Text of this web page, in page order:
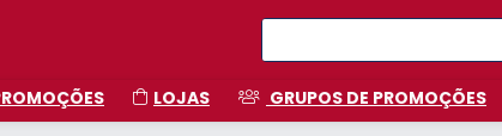
LOJAS GRUPOS DE PROMOÇÕES